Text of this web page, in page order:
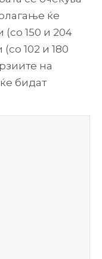
ќе
150 и 204
102 и 180
на
бидат